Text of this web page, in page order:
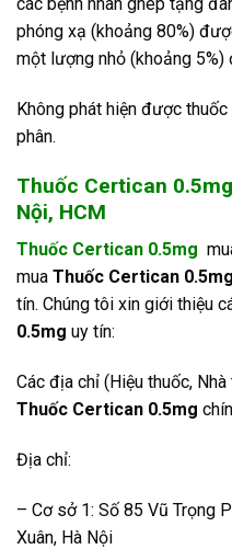
phóng xạ (khoảng 80%)
một lượng nhỏ (khoảng
Không phát hiện được
phân.
Thuốc Certican
Nội, HCM
Thuốc Certican 0.5mg
mua Thuốc Certican 0.5mg
tín. Chúng tôi xin giới thiệu
0.5mg uy tín:
Các địa chỉ (Hiệu thuốc,
Thuốc Certican 0.5mg
Địa chỉ:
– Cơ sở 1: Số 85 Vũ Trọng
Xuân, Hà Nội